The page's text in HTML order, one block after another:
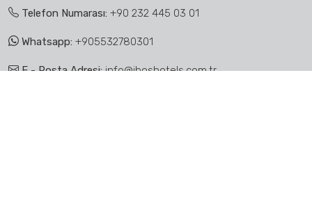
Telefon Numarası: +90 232 445 03 01
Whatsapp: +905532780301
E - Posta Adresi:info@iboshotels.com.tr